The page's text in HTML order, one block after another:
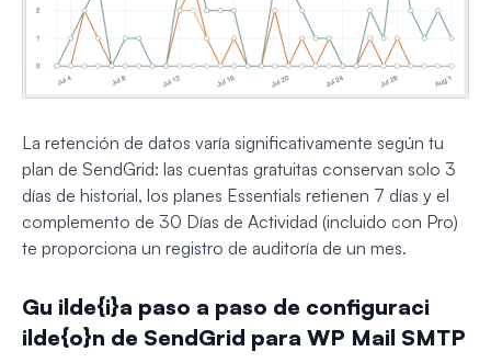
La retención de datos varía significativamente según tu
plan de SendGrid: las cuentas gratuitas conservan solo 3
días de historial, los planes Essentials retienen 7 días y el
complemento de 30 Días de Actividad (incluido con Pro)
te proporciona un registro de auditoría de un mes.
Gu ilde{i}a paso a paso de configuraci
ilde{o}n de SendGrid para WP Mail SMTP